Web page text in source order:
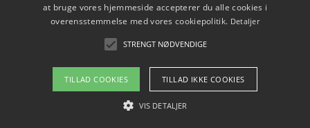
Copyright 2026 - Pilanto Aps
Om / kontakt
Blog Betingelser
at bruge vores hjemmeside accepterer du alle cookies i
overensstemmelse med vores cookiepolitik. Detaljer
STRENGT NØDVENDIGE
TILLAD COOKIES TILLAD IKKE COOKIES
VIS DETALJER